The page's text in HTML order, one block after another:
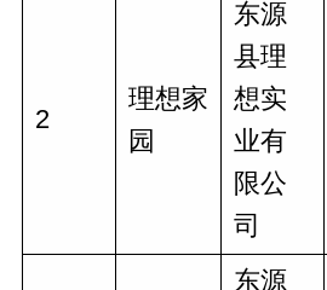
2
理想家
园
东源
县理
想实
业有
限公
司
东源